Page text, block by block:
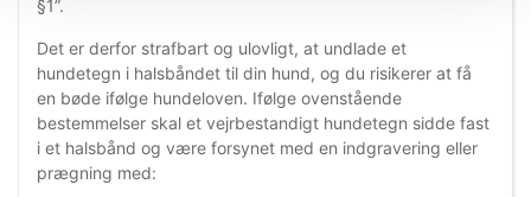
§1”.
Det er derfor strafbart og ulovligt, at undlade et
hundetegn i halsbåndet til din hund, og du risikerer at få
en bøde ifølge hundeloven. Ifølge ovenstående
bestemmelser skal et vejrbestandigt hundetegn sidde fast
i et halsbånd og være forsynet med en indgravering eller
prægning med: